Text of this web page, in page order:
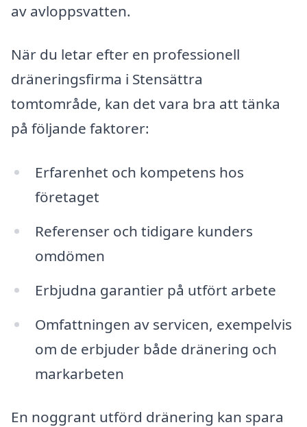
av avloppsvatten.
När du letar efter en professionell
dräneringsfirma i Stensättra
tomtområde, kan det vara bra att tänka
på följande faktorer:
Erfarenhet och kompetens hos
företaget
Referenser och tidigare kunders
omdömen
Erbjudna garantier på utfört arbete
Omfattningen av servicen, exempelvis
om de erbjuder både dränering och
markarbeten
En noggrant utförd dränering kan spara